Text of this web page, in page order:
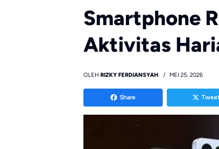
Smartphone
Aktivitas
OLEH RIZKY FERDIANSYAH MEI 25, 2026
Share